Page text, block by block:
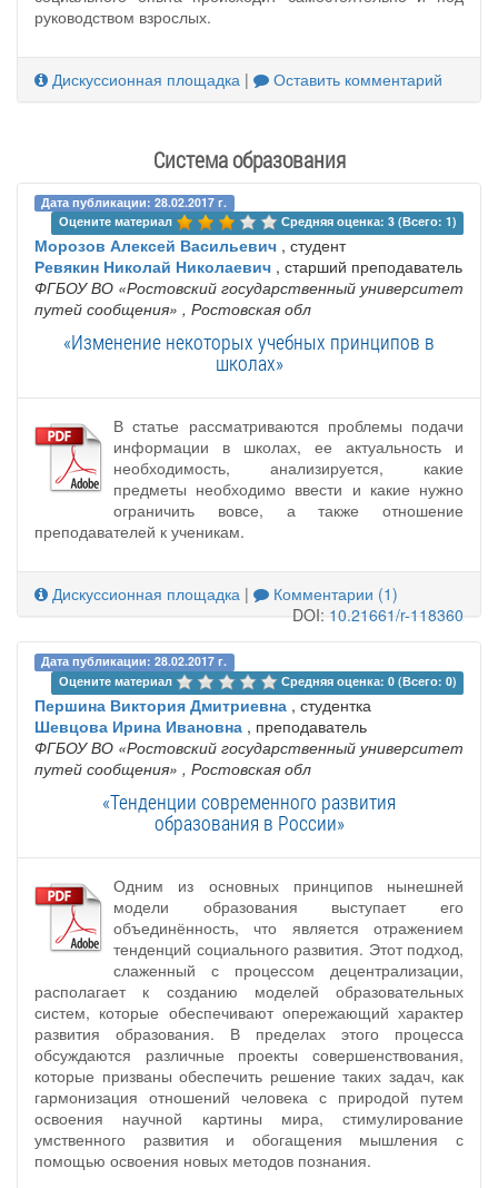
руководством взрослых.
Дискуссионная площадка | Оставить комментарий
Система образования
Дата публикации: 28.02.2017 г.
Оцените материал
Средняя оценка: 3 (Всего: 1)
Морозов Алексей Васильевич , студент
Ревякин Николай Николаевич , старший преподаватель
ФГБОУ ВО «Ростовский государственный университет
путей сообщения» , Ростовская обл
«Изменение некоторых учебных принципов в
школах»
В статье рассматриваются проблемы подачи
информации в школах, ее актуальность и
необходимость, анализируется, какие
предметы необходимо ввести и какие нужно
ограничить вовсе, а также отношение
преподавателей к ученикам.
Дискуссионная площадка |
Комментарии (1)
DOI:10.21661/r-118360
Дата публикации: 28.02.2017 г.
Оцените материал
Средняя оценка: 0 (Всего: 0)
Першина Виктория Дмитриевна , студентка
Шевцова Ирина Ивановна , преподаватель
ФГБОУ ВО «Ростовский государственный университет
путей сообщения» , Ростовская обл
«Тенденции современного развития
образования в России»
Одним из основных принципов нынешней
модели образования выступает его
объединённость, что является отражением
тенденций социального развития. Этот подход,
слаженный с процессом децентрализации,
располагает к созданию моделей образовательных
систем, которые обеспечивают опережающий характер
развития образования. В пределах этого процесса
обсуждаются различные проекты совершенствования,
которые призваны обеспечить решение таких задач, как
гармонизация отношений человека с природой путем
освоения научной картины мира, стимулирование
умственного развития и обогащения мышления с
помощью освоения новых методов познания.